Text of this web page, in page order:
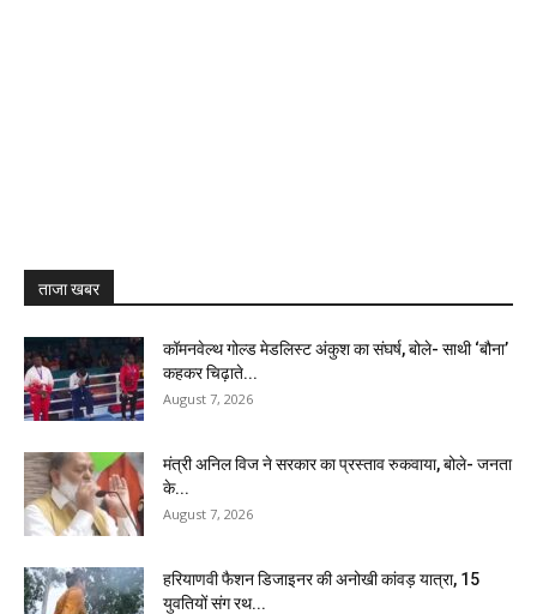
ताजा खबर
कॉमनवेल्थ गोल्ड मेडलिस्ट अंकुश का संघर्ष, बोले- साथी ‘बौना’
कहकर चिढ़ाते...
August 7, 2026
मंत्री अनिल विज ने सरकार का प्रस्ताव रुकवाया, बोले- जनता
के...
August 7, 2026
हरियाणवी फैशन डिजाइनर की अनोखी कांवड़ यात्रा, 15
युवतियों संग रथ...